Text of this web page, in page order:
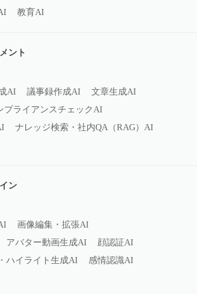
教育AI
ント
AI 議事録作成AI
文章生成AI
プライアンスチェックAI
ナレッジ検索・社内QA（RAG）AI
ン
画像編集・拡張AI
アバター動画生成AI
顔認証AI
ハイライト生成AI
感情認識AI